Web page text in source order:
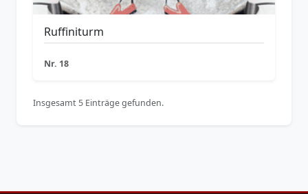
Ruffiniturm
Nr. 18
Insgesamt 5 Einträge gefunden.